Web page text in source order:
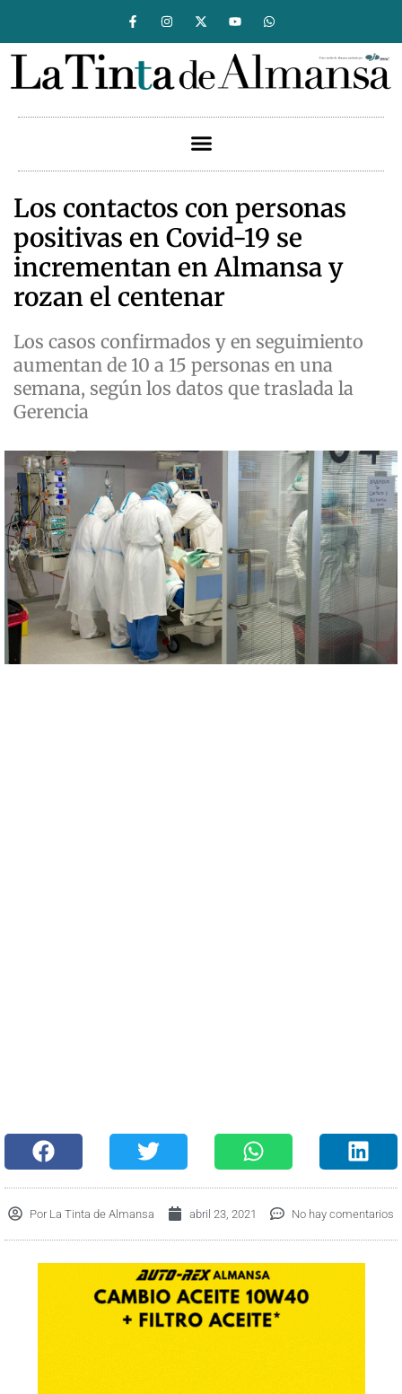
Los contactos con personas
positivas en Covid-19 se
incrementan en Almansa y
rozan el centenar
Los casos confirmados y en seguimiento
aumentan de 10 a 15 personas en una
semana, según los datos que traslada la
Gerencia
Por La Tinta de Almansa abril 23, 2021 No hay comentarios